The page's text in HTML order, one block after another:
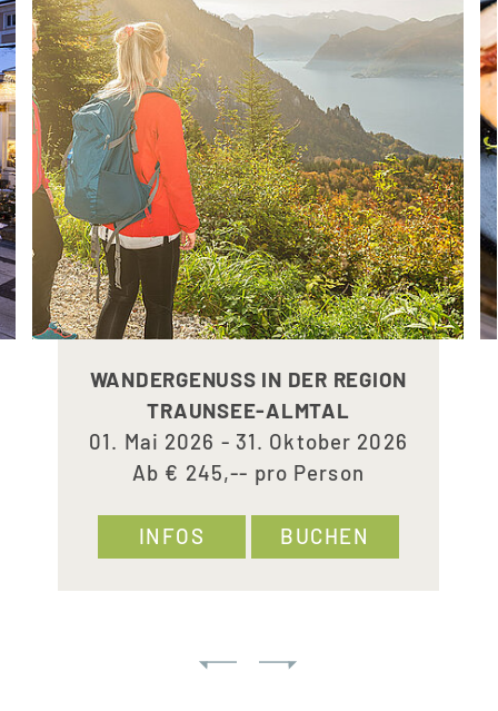
WANDERGENUSS IN DER REGION
TRAUNSEE-ALMTAL
01. Mai 2026 - 31. Oktober 2026
Ab € 245,-- pro Person
INFOS BUCHEN